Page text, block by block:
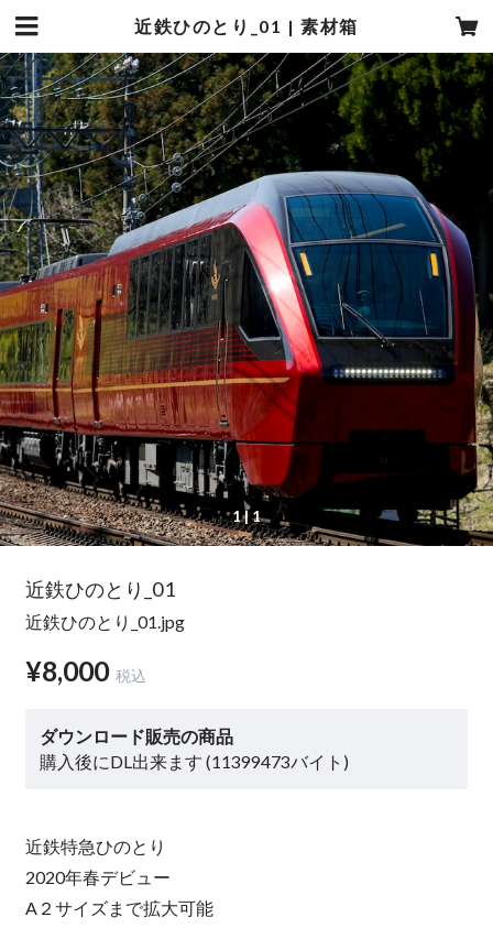
近鉄ひのとり_01 | 素材箱
1| 1
近鉄ひのとり_01
近鉄ひのとり_01.jpg
¥8,000 税込
ダウンロード販売の商品
購入後にDL出来ます (11399473バイト)
近鉄特急ひのとり
2020年春デビュー
A２サイズまで拡大可能